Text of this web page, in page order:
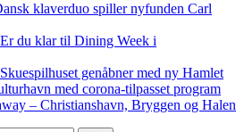
klaverduo spiller nyfunden Carl
Er du klar til Dining Week i
Skuespilhuset genåbner med ny Hamlet
med corona-tilpasset program
– Christianshavn, Bryggen og Halen